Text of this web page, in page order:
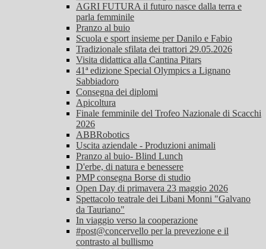
AGRI FUTURA il futuro nasce dalla terra e
parla femminile
Pranzo al buio
Scuola e sport insieme per Danilo e Fabio
Tradizionale sfilata dei trattori 29.05.2026
Visita didattica alla Cantina Pitars
41ª edizione Special Olympics a Lignano
Sabbiadoro
Consegna dei diplomi
Apicoltura
Finale femminile del Trofeo Nazionale di Scacchi
2026
ABBRobotics
Uscita aziendale - Produzioni animali
Pranzo al buio- Blind Lunch
D'erbe, di natura e benessere
PMP consegna Borse di studio
Open Day di primavera 23 maggio 2026
Spettacolo teatrale dei Libani Monni "Galvano
da Tauriano"
In viaggio verso la cooperazione
#post@concervello per la prevezione e il
contrasto al bullismo